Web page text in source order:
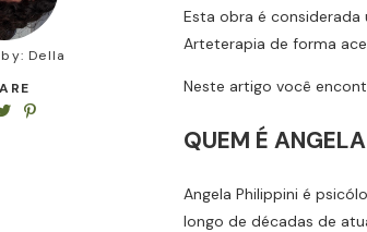
Esta obra é
Arteterapia de forma
Neste artigo você
QUEM É
Angela Philippini é
longo de décadas de
Della